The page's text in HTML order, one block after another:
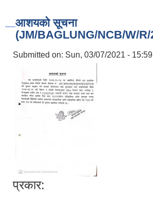
आशयको सूचना
(JM/BAGLUNG/NCB/W/R/
Submitted on: Sun, 03/07/2021 - 15:59
प्रकार: